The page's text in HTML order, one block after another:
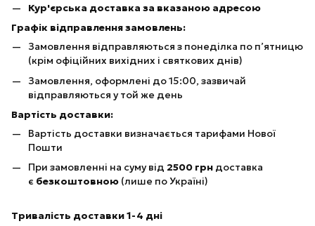
Кур'єрська доставка за вказаною адресою
Графік відправлення замовлень:
Замовлення відправляються з понеділка по п’ятницю
(крім офіційних вихідних і святкових днів)
Замовлення, оформлені до 15:00, зазвичай
відправляються у той же день
Вартість доставки:
Вартість доставки визначається тарифами Нової
Пошти
При замовленні на суму від 2500 грн доставка
є безкоштовною (лише по Україні)
Тривалість доставки 1-4 дні